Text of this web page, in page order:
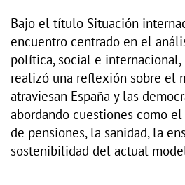
Bajo el título Situación
encuentro centrado en el
política, social e internacional,
realizó una reflexión sobre el
atraviesan España y las
abordando cuestiones como
de pensiones, la sanidad, la
sostenibilidad del actual